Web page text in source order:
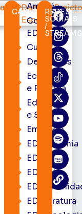
CATEGORIAS
Amapá
Cortes
EDcast
Cultura
Destaques
Economia
e Política
Educação
e Saúde
Emprego
EDacademia
EDbrasília
EDcast
EDliteratura
REDES
SOCIAIS
/
STREAMS